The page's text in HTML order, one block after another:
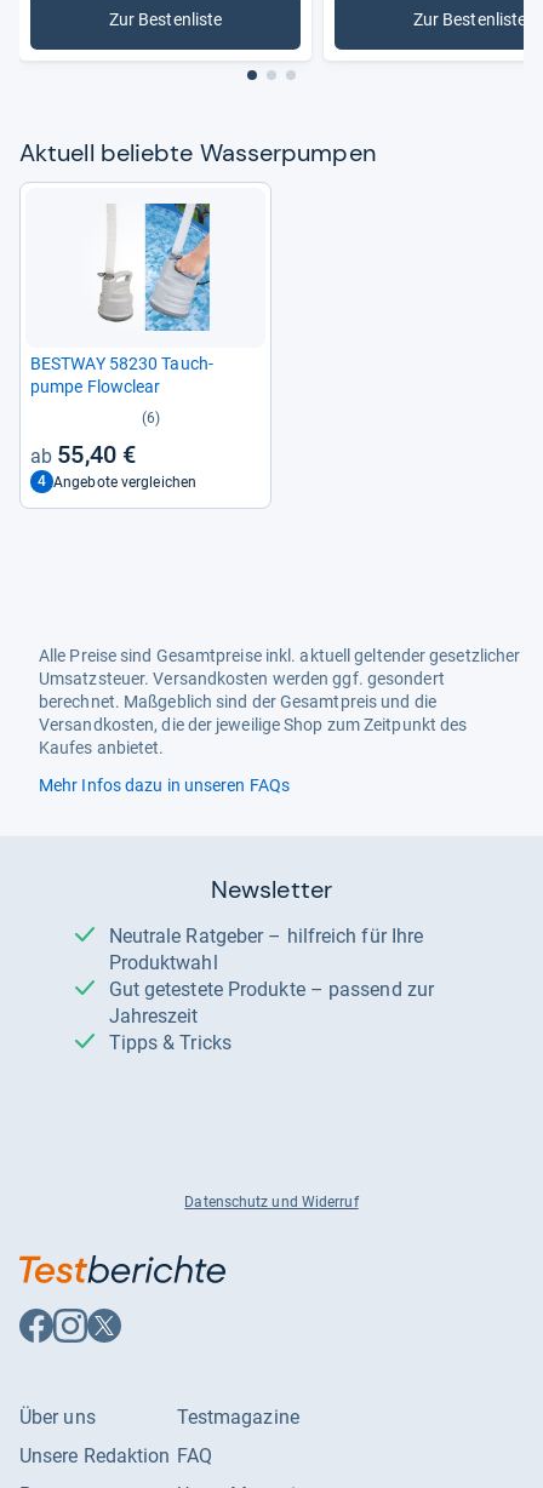
Zur Bestenliste: Wasserpumpen Zur Bestenliste
:
Aktu­ell beliebte Was­ser­pum­pen
BEST­WAY 58230 Tauch­
pumpe Flow­clear
(6)
55,40 €
4 Angebote vergleichen
Alle Preise sind Gesamtpreise inkl. aktuell geltender gesetzlicher
Umsatzsteuer. Versandkosten werden ggf. gesondert
berechnet. Maßgeblich sind der Gesamtpreis und die
Versandkosten, die der jeweilige Shop zum Zeitpunkt des
Kaufes anbietet.
Mehr Infos dazu in unseren FAQs
Newsletter
Neutrale Ratgeber – hilfreich für Ihre
Produktwahl
Gut getestete Produkte – passend zur
Jahreszeit
Tipps & Tricks
Datenschutz und Widerruf
Auf
Facebook
Auf
Instagram
Auf
X
Über uns
Unsere Redaktion
Testmagazine
FAQ